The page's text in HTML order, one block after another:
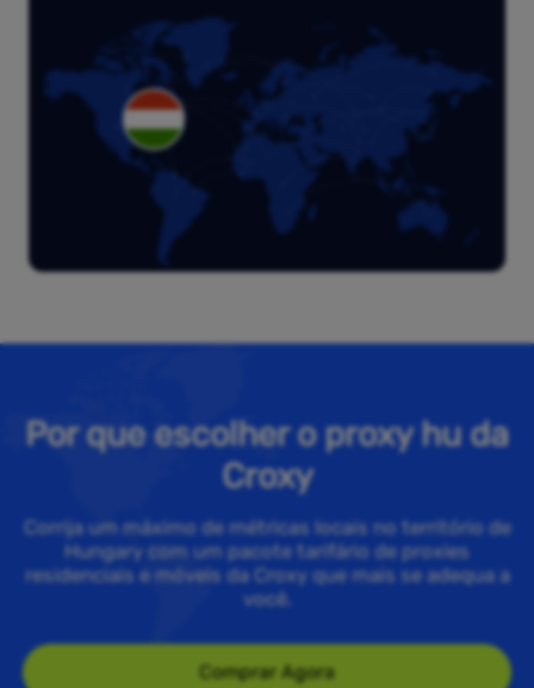
Por que escolher o proxy hu da
Croxy
Corrija um máximo de métricas locais no território de
Hungary com um pacote tarifário de proxies
residenciais e móveis da Croxy que mais se adequa a
você.
Comprar Agora